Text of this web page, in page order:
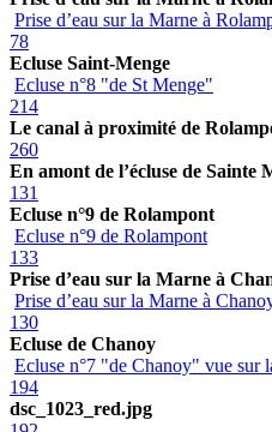
Prise d’eau sur la Marne à
78
Ecluse Saint-Menge
Ecluse n°8 "de St Menge"
214
Le canal à proximité de
260
En amont de l’écluse de Sainte
131
Ecluse n°9 de Rolampont
Ecluse n°9 de Rolampont
133
Prise d’eau sur la Marne à
Prise d’eau sur la Marne à
130
Ecluse de Chanoy
Ecluse n°7 "de Chanoy" vue sur
194
dsc_1023_red.jpg